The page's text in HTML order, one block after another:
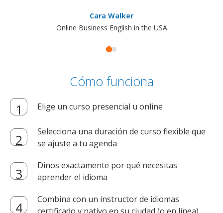
Cara Walker
Online Business English in the USA
Cómo funciona
Elige un curso presencial u online
Selecciona una duración de curso flexible que
se ajuste a tu agenda
Dinos exactamente por qué necesitas
aprender el idioma
Combina con un instructor de idiomas